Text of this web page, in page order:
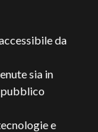
da
sia in
pubblico
e